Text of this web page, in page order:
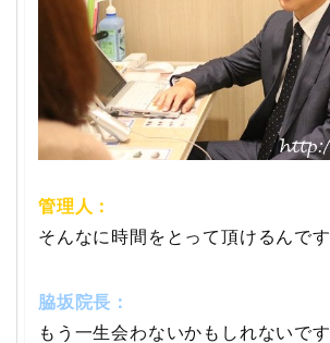
管理人：
そんなに時間をとって頂けるんです
脇坂院長：
もう一生会わないかもしれないで